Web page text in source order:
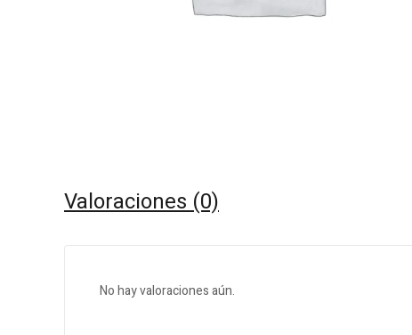
Valoraciones (0)
No hay valoraciones aún.